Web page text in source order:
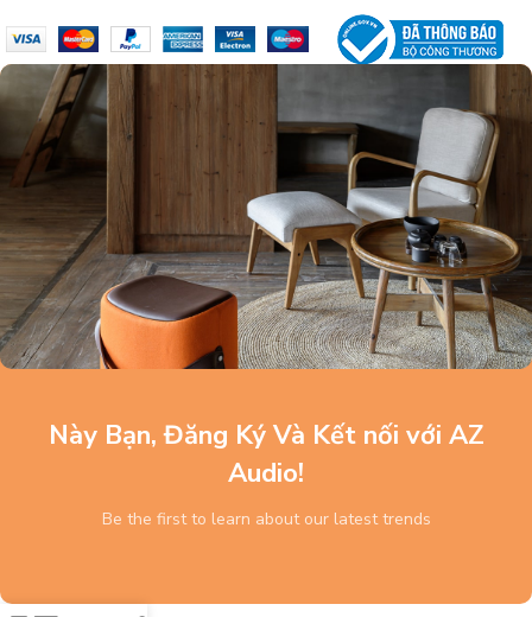
Này Bạn, Đăng Ký Và Kết nối với AZ
Audio!
Be the first to learn about our latest trends